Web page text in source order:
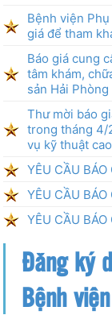
Bệnh viện
giá để tham
Báo giá cung
tâm khám,
sản Hải Phòng
Thư mời báo
trong tháng 4/
vụ kỹ thuật
YÊU CẦU
YÊU CẦU BÁO
YÊU CẦU BÁO
Đăng ký
Bệnh